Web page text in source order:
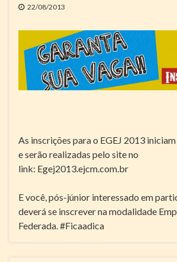
22/08/2013
As inscrições para o EGEJ 2013
e serão realizadas pelo site no
link: Egej2013.ejcm.com.br
E você, pós-júnior interessado em
deverá se inscrever na modalidade
Federada. #Ficaadica